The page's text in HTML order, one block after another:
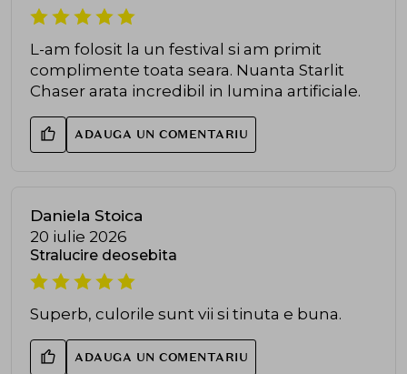
L-am folosit la un festival si am primit
complimente toata seara. Nuanta Starlit
Chaser arata incredibil in lumina artificiale.
ADAUGA UN COMENTARIU
Daniela Stoica
20 iulie 2026
Stralucire deosebita
Superb, culorile sunt vii si tinuta e buna.
ADAUGA UN COMENTARIU